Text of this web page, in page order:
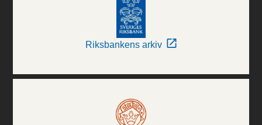
Riksbankens arkiv